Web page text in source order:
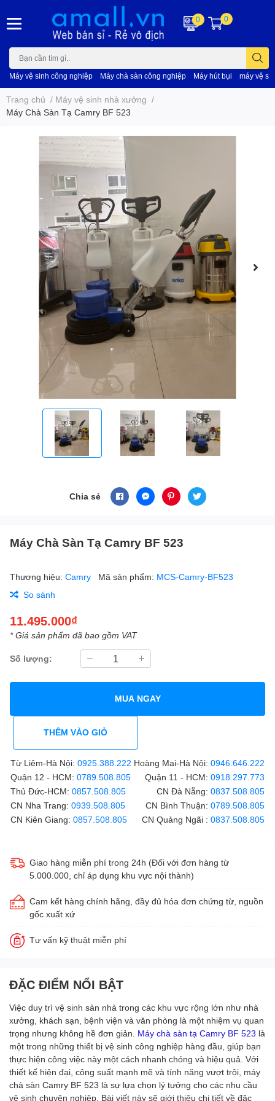
Máy vệ sinh công nghiệp Máy chà sàn công nghiệp Máy hút bụi máy vệ
0 0
Trang chủ / Máy vệ sinh nhà xưởng /
Máy Chà Sàn Tạ Camry BF 523
Chia sẻ
Máy Chà Sàn Tạ Camry BF 523
Thương hiệu: Camry Mã sản phẩm: MCS-Camry-BF523
So sánh
11.495.000₫
* Giá sản phẩm đã bao gồm VAT
Số lượng:
MUA NGAY
THÊM VÀO GIỎ
Từ Liêm-Hà Nội: 0925.388.222 Hoàng Mai-Hà Nội: 0946.646.222
Quận 12 - HCM: 0789.508.805 Quận 11 - HCM: 0918.297.773
Thủ Đức-HCM: 0857.508.805 CN Đà Nẵng: 0837.508.805
CN Nha Trang: 0939.508.805 CN Bình Thuận: 0789.508.805
CN Kiên Giang: 0857.508.805 CN Quảng Ngãi : 0837.508.805
Giao hàng miễn phí trong 24h (Đối với đơn hàng từ
5.000.000, chỉ áp dụng khu vực nội thành)
Cam kết hàng chính hãng, đầy đủ hóa đơn chứng từ, nguồn
gốc xuất xứ
Tư vấn kỹ thuật miễn phí
ĐẶC ĐIỂM NỔI BẬT
Việc duy trì vệ sinh sàn nhà trong các khu vực rộng lớn như nhà
xưởng, khách sạn, bệnh viện và văn phòng là một nhiệm vụ quan
trọng nhưng không hề đơn giản. Máy chà sàn tạ Camry BF 523 là
một trong những thiết bị vệ sinh công nghiệp hàng đầu, giúp bạn
thực hiện công việc này một cách nhanh chóng và hiệu quả. Với
thiết kế hiện đại, công suất mạnh mẽ và tính năng vượt trội, máy
chà sàn Camry BF 523 là sự lựa chọn lý tưởng cho các nhu cầu
vệ sinh chuyên nghiệp. Bài viết này sẽ giới thiệu chi tiết về đặc